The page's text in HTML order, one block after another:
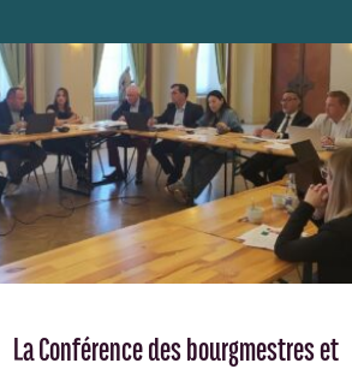
La Conférence des bourgmestres et